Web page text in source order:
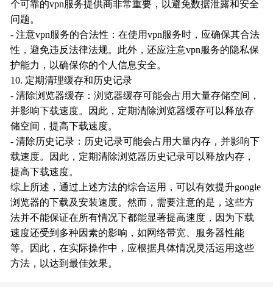
个可靠的vpn服务提供商非常重要，以避免数据泄露和安全
问题。
- 注意vpn服务的合法性：在使用vpn服务时，应确保其合法
性，避免违反法律法规。此外，还应注意vpn服务的隐私保
护能力，以确保你的个人信息安全。
10. 定期清理缓存和历史记录
- 清除浏览器缓存：浏览器缓存可能会占用大量存储空间，
并影响下载速度。因此，定期清除浏览器缓存可以释放存
储空间，提高下载速度。
- 清除历史记录：历史记录可能会占用大量内存，并影响下
载速度。因此，定期清除浏览器历史记录可以释放内存，
提高下载速度。
综上所述，通过上述方法的综合运用，可以有效提升google
浏览器的下载及安装速度。然而，需要注意的是，这些方
法并不能保证在所有情况下都能显著提高速度，因为下载
速度还受到多种因素的影响，如网络带宽、服务器性能
等。因此，在实际操作中，应根据具体情况灵活运用这些
方法，以达到最佳效果。